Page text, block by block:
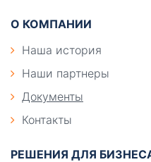
О КОМПАНИИ
Наша история
Наши партнеры
Документы
Контакты
РЕШЕНИЯ ДЛЯ